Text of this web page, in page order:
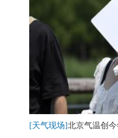
[天气现场]北京气温创